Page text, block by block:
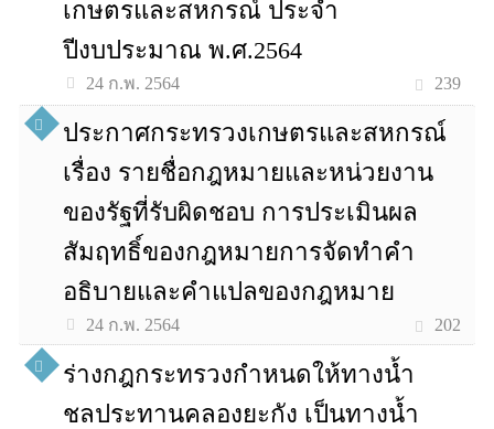
เกษตรและสหกรณ์ ประจำ
ปีงบประมาณ พ.ศ.2564
24 ก.พ. 2564 239
ประกาศกระทรวงเกษตรและสหกรณ์
เรื่อง รายชื่อกฎหมายและหน่วยงาน
ของรัฐที่รับผิดชอบ การประเมินผล
สัมฤทธิ์ของกฎหมายการจัดทำคำ
อธิบายและคำแปลของกฎหมาย
24 ก.พ. 2564 202
ร่างกฎกระทรวงกำหนดให้ทางน้ำ
ชลประทานคลองยะกัง เป็นทางน้ำ